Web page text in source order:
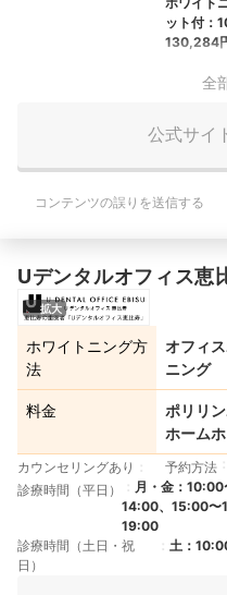
ット付：
130,284
全
公式サイ
コンテンツの誤りを送信する
Uデンタルオフィス恵
拡大
ホワイトニング方
法
オフィ
ニング
料金
ポリリ
ホーム
カウンセリングあり 予約方法
診療時間（平日）
月・金：
14:00、15:00〜
19:00
診療時間（土日・祝
日）
土：